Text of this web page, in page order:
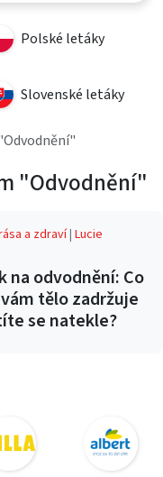
Polské letáky
Slovenské letáky
"Odvodnění"
a zdraví|Lucie
na odvodnění: Co
tělo zadržuje
se natekle?